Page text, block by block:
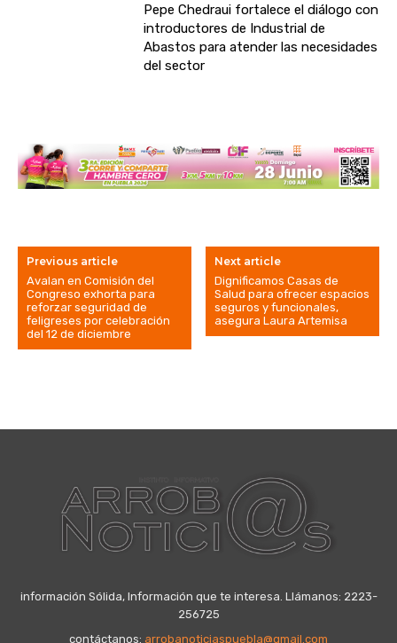
Pepe Chedraui fortalece el diálogo con
introductores de Industrial de
Abastos para atender las necesidades
del sector
Previous article
Avalan en Comisión del
Congreso exhorta para
reforzar seguridad de
feligreses por celebración
del 12 de diciembre
Next article
Dignificamos Casas de
Salud para ofrecer espacios
seguros y funcionales,
asegura Laura Artemisa
información Sólida, Información que te interesa. Llámanos: 2223-
256725
contáctanos: arrobanoticiaspuebla@gmail.com